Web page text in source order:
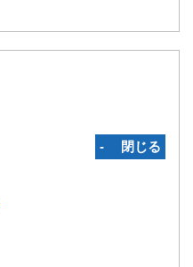
‐ 閉じる